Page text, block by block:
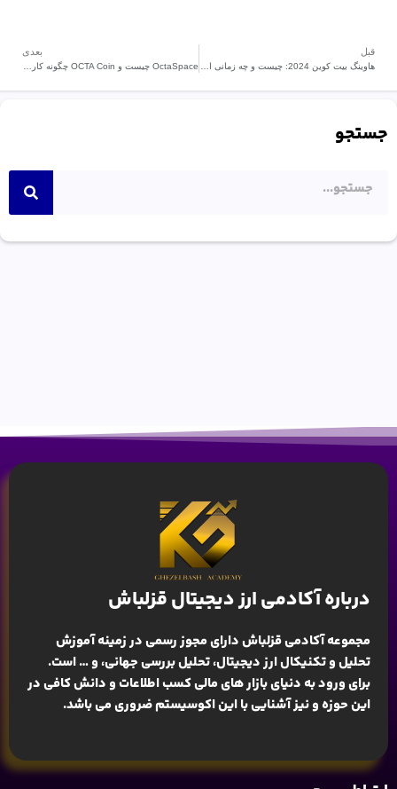
قبل بعدی
جستجو
درباره آکادمی ارز دیجیتال قزلباش
مجموعه آکادمی قزلباش دارای مجوز رسمی در زمینهآموزش
تحلیل و تکنیکال ارز دیجیتال، تحلیل بررسی جهانی، و … است.
برای ورود به دنیای بازار های مالی کسب اطلاعات و دانش کافی در
این حوزه و نیز آشنایی با این اکوسیستم ضروری می باشد.